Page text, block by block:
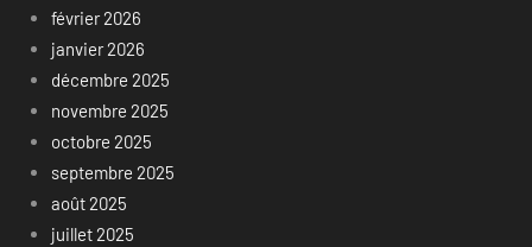
février 2026
janvier 2026
décembre 2025
novembre 2025
octobre 2025
septembre 2025
août 2025
juillet 2025